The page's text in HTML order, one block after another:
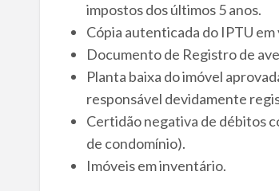
impostos dos últimos 5 anos.
Cópia autenticada do IPTU
Documento de Registro de
Planta baixa do imóvel
responsável devidamente
Certidão negativa de débitos
de condomínio).
Imóveis em inventário.